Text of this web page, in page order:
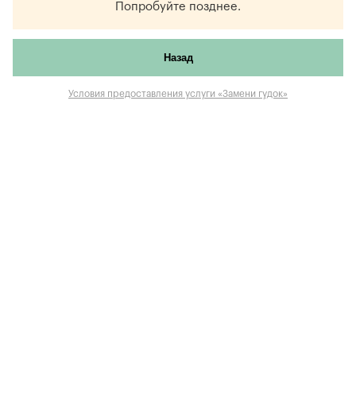
Попробуйте позднее.
Назад
Условия предоставления услуги «Замени гудок»